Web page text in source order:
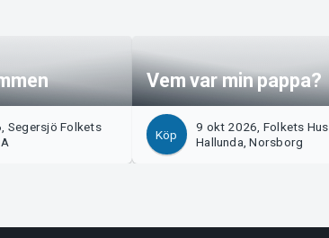
Segersjö Folkets
Vem var min pappa?
Köp
9 okt 2026, Folkets Hus
Hallunda, Norsborg